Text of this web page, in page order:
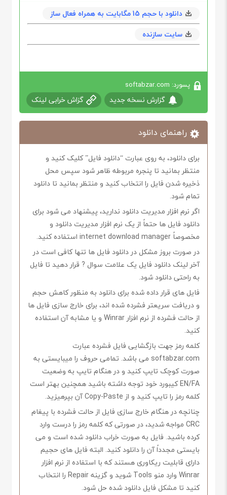
دانلود با حجم 15 مگابايت به همراه فعال ساز
سایت سازنده
پسورد: softabzar.com
گزارش نسخه جدید گزاش خرابی لینک
راهنمای دانلود
برای دانلود، به روی عبارت “دانلود فایل” کلیک کنید و
منتظر بمانید تا پنجره مربوطه ظاهر شود سپس محل
ذخیره شدن فایل را انتخاب کنید و منتظر بمانید تا دانلود
تمام شود.
اگر نرم افزار مدیریت دانلود ندارید، پیشنهاد می شود برای
دانلود فایل ها حتماً از یک نرم افزار مدیریت دانلود و
مخصوصاً internet download manager استفاده کنید.
در صورت بروز مشکل در دانلود فایل ها تنها کافی است در
آخر لینک دانلود فایل یک علامت سوال ? قرار دهید تا فایل
به راحتی دانلود شود.
فایل های قرار داده شده برای دانلود به منظور کاهش حجم
و دریافت سریعتر فشرده شده اند، برای خارج سازی فایل ها
از حالت فشرده از نرم افزار Winrar و یا مشابه آن استفاده
کنید.
کلمه رمز جهت بازگشایی فایل فشرده عبارت
softabzar.com می باشد. تمامی حروف را میبایستی به
صورت کوچک تایپ کنید و در هنگام تایپ به وضعیت
EN/FA کیبورد خود توجه داشته باشید همچنین بهتر است
کلمه رمز را تایپ کنید و از Copy-Paste آن بپرهیزید.
چنانچه در هنگام خارج سازی فایل از حالت فشرده با پیغام
CRC مواجه شدید، در صورتی که کلمه رمز را درست وارد
کرده باشید. فایل به صورت خراب دانلود شده است و می
بایستی مجدداً آن را دانلود کنید. البته فایل های حجیم
دارای قابلیت ریکاوری هستند که با استفاده از نرم افزار
Winrar وارد منو Tools شوید و گزینه Repair را انتخاب
کنید تا مشکل فایل دانلود شده حل شود.